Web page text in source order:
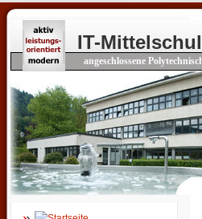
IT-
angeschlossene